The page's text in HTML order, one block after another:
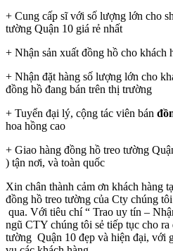
+ Cung cấp sĩ với số lượng lớn cho
tường Quận 10 giá rẻ nhất
+ Nhận sản xuất đồng hồ cho khách
+ Nhận đặt hàng số lượng lớn cho
đồng hồ đang bán trên thị trường
+ Tuyển đại lý, cộng tác viên bán
hoa hồng cao
+ Giao hàng đồng hồ treo tường
) tận nơi, và toàn quốc
Xin chân thành cảm ơn khách hàng
đồng hồ treo tường của Cty chúng
qua. Với tiêu chí “ Trao uy tín –
ngũ CTY chúng tôi sẻ tiếp tục cho
tường Quận 10 đẹp và hiện đại, với